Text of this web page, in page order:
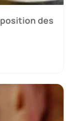
des